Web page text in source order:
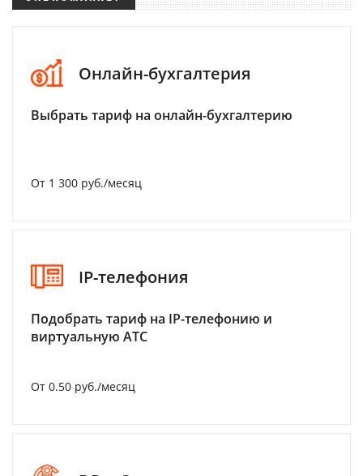
Онлайн-бухгалтерия
Выбрать тариф на онлайн-бухгалтерию
От 1 300 руб./месяц
IP-телефония
Подобрать тариф на IP-телефонию и
виртуальную АТС
От 0.50 руб./месяц